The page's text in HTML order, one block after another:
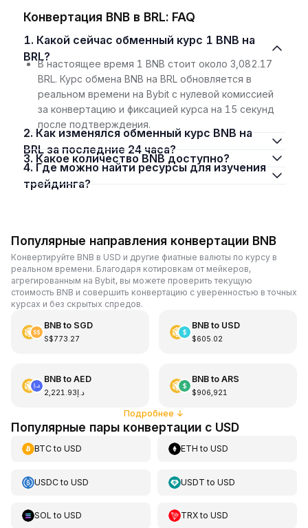
Конвертация BNB в BRL: FAQ
1. Какой сейчас обменный курс 1 BNB на
BRL?
В настоящее время 1 BNB стоит около 3,082.17
BRL. Курс обмена BNB на BRL обновляется в
реальном времени на Bybit с нулевой комиссией
за конвертацию и фиксацией курса на 15 секунд
после подтверждения.
2. Как изменялся обменный курс BNB на
BRL за последние 24 часа?
3. Какое количество BNB доступно?
4. Где можно найти ресурсы для изучения
трейдинга?
Популярные направления конвертации BNB
Конвертируйте BNB в USD и другие фиатные валюты по курсу в
реальном времени. Благодаря котировкам от мейкеров,
агрегированным на Bybit, вы можете проверить текущую
стоимость BNB и совершить конвертацию с уверенностью в точных
курсах и без скрытых спредов.
BNBto SGD
S$773.27
BNBto USD
$605.02
BNBto AED
د.إ2,221.93
BNBto ARS
$906,921
Подробнее ↓
Популярные пары конвертации с USD
BTCto USD ETH toUSD
USDCto USD USDT toUSD
SOL to USD TRXtoUSD